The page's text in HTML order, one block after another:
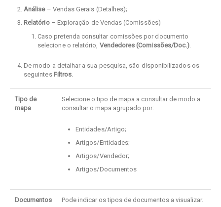
Análise– Vendas Gerais (Detalhes);
Relatório– Exploração de Vendas (Comissões)
Caso pretenda consultar comissões por documento
selecione o relatório, Vendedores (Comissões/Doc.).
De modo a detalhar a sua pesquisa, são disponibilizados os
seguintes Filtros.
Tipo de
mapa
Selecione o tipo de mapa a consultar de modo a
consultar o mapa agrupado por:
Entidades/Artigo;
Artigos/Entidades;
Artigos/Vendedor;
Artigos/Documentos
Documentos Pode indicar os tipos de documentos a visualizar.